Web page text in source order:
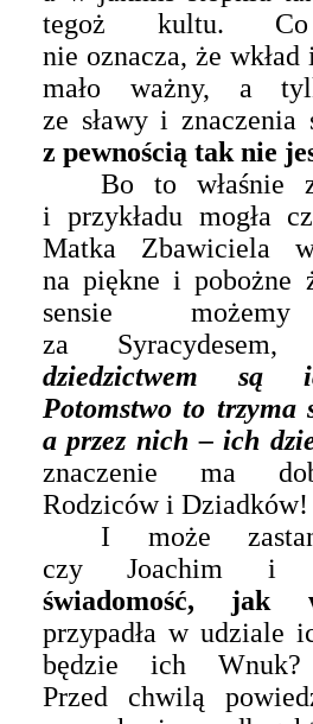
tegoż kultu. Co
nie oznacza, że
mało ważny, a
ze sławy i
z pewnością tak nie
Bo to właśnie
i przykładu mogła
Matka Zbawiciela
na piękne i pobożne
sensie
za
dziedzictwem są
Potomstwo to trzyma
a przez nich – ich
znaczenie ma
Rodziców i Dziadków!
I może
czy Joachim
świadomość, jak
przypadła w udziale
będzie ich
Przed chwilą